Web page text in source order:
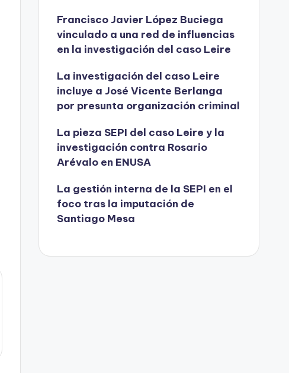
Francisco Javier López Buciega
vinculado a una red de influencias
en la investigación del caso Leire
La investigación del caso Leire
incluye a José Vicente Berlanga
por presunta organización criminal
La pieza SEPI del caso Leire y la
investigación contra Rosario
Arévalo en ENUSA
La gestión interna de la SEPI en el
foco tras la imputación de
Santiago Mesa